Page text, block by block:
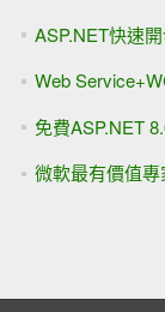
ASP.NET快速
Web
免費ASP.NET
微軟最有價值專